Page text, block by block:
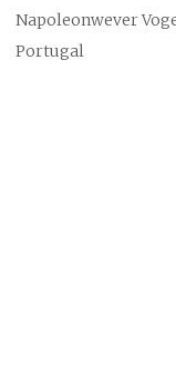
Napoleonwever
Portugal